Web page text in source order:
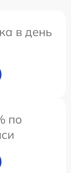
в день
по